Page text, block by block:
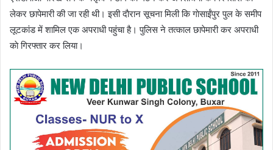
लेकर छापेमारी की जा रही थी। इसी दाैरान सूचना मिली कि गाेसाईंपुर पुल के समीप
लूटकांड में शामिल एक अपराधी पहुंचा है। पुलिस ने तत्काल छापेमारी कर अपराधी
काे गिरफ्तार कर लिया।